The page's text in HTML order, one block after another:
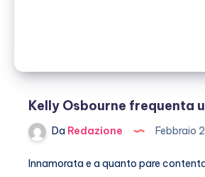
Kelly Osbourne frequenta
Da Redazione Febbraio
Innamorata e a quanto pare